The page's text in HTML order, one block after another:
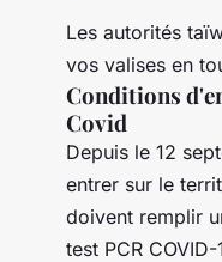
Les autorités
vos valises en
Conditions
Covid
Depuis le 12
entrer sur le
doivent remplir
test PCR